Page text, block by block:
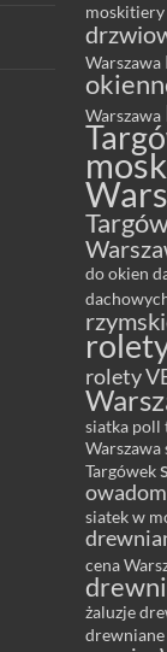
Warszawa
Warszawa
do okien
rolety
siatka poll
Warszawa
Targówek
siatek w
cena
żaluzje
drewniane